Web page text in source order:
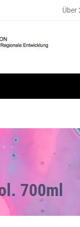
Über
700ml